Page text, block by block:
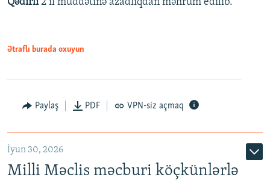
Ətraflı burada oxuyun
Paylaş PDF VPN-siz açmaq
İyun 30, 2026
Milli Məclis məcburi köçkünlərlə